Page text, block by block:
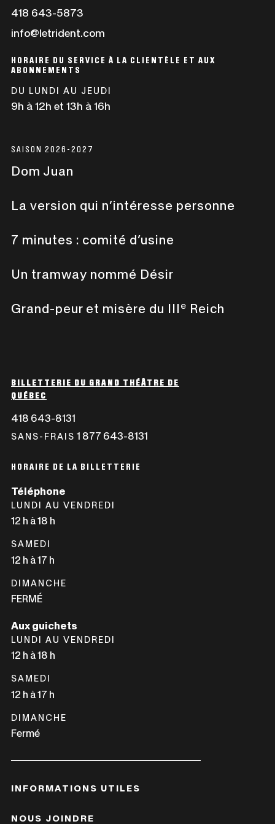
418 643-5873
dans
nouvelle
fenêtre
info@letrident.com
HORAIRE DU SERVICE À LA CLIENTÈLE ET AUX
ABONNEMENTS
DU LUNDI AU JEUDI
9h à 12h et 13h à 16h
SAISON 2026-2027
Dom Juan
La version qui n’intéresse personne
7 minutes : comité d’usine
Un tramway nommé Désir
Grand-peur et misère du IIIe Reich
BILLETTERIE DU GRAND THÉÂTRE DE
QUÉBEC
418 643-8131
LIEN
DANS
FENÊTRE
SANS-FRAIS 1 877 643-8131
HORAIRE DE LA BILLETTERIE
Téléphone
LUNDI AU VENDREDI
12 h à 18 h
SAMEDI
12 h à 17 h
DIMANCHE
FERMÉ
Aux guichets
LUNDI AU VENDREDI
12 h à 18 h
SAMEDI
12 h à 17 h
DIMANCHE
Fermé
INFORMATIONS UTILES
NOUS JOINDRE